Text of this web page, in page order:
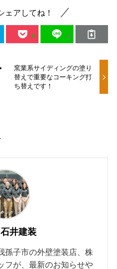
ェアしてね！
窯業系サイディングの塗り
替えで重要なコーキング打
ち替えです！
石井建装
孫子市の外壁塗装店、株
フが、最新のお知らせや